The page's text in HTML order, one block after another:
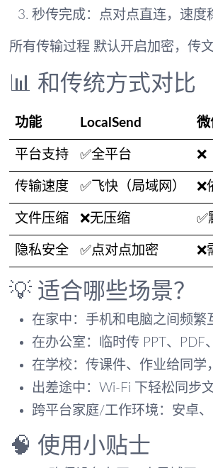
秒传完成：点对点直连，速度
所有传输过程 默认开启加密 ，传
📊 和传统方式对比
功能 LocalSend
平台支持 ✅全平台 ❌
传输速度 ✅飞快（局域网） ❌
文件压缩 ❌无压缩 ✅
隐私安全 ✅点对点加密 ❌
💡 适合哪些场景？
在家中：手机和电脑之间频繁
在办公室：临时传 PPT、PDF
在学校：传课件、作业给同学
出差途中：Wi-Fi 下轻松同步
跨平台家庭/工作环境：安卓
🧠 使用小贴士